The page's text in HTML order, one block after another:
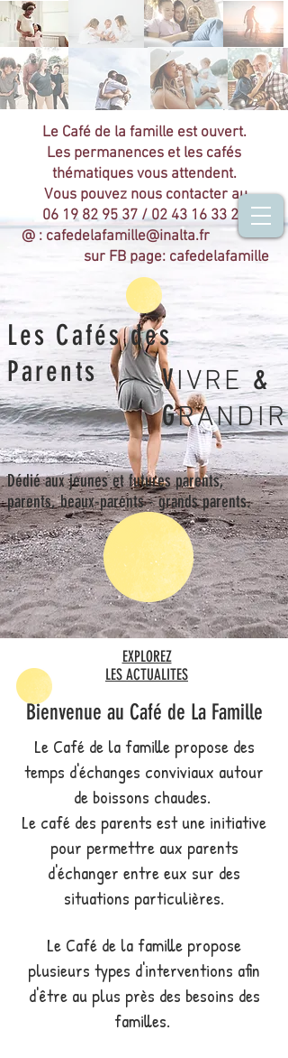
Le Café de la famille est ouvert.
Les permanences et les cafés
thématiques vous attendent.
Vous pouvez nous contacter au
06 19 82 95 37/02 43 16 33 22
@ : cafedelafamille@inalta.fr
sur FB page: cafedelafamille
VIVRE&
GRANDIR
Les Cafés des
Parents
Dédié aux jeunes et futures parents,
parents, beaux-parents - grands parents.
EXPLOREZ
LES ACTUALITES
Bienvenue au Café de La Famille
Le Café de la famille propose des
temps d'échanges conviviaux autour
de boissons chaudes.
Le café des parents est une initiative
pour permettre aux parents
d'échanger entre eux sur des
situations particulières.
Le Café de la famille propose
plusieurs types d'interventions afin
d'être au plus près des besoins des
familles.